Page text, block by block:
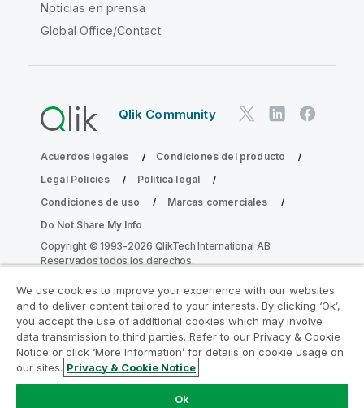
Noticias en prensa
Global Office/Contact
Qlik Community
Acuerdos legales
Condiciones del producto
Legal Policies
Política legal
Condiciones de uso
Marcas comerciales
Do Not Share My Info
Copyright © 1993-2026 QlikTech International AB.
Reservados todos los derechos.
Únase al Programa de modernización de
la analítica
Modernícese sin comprometer sus valiosas aplicaciones
de QlikView con el Programa de modernización de la
We use cookies to improve your experience with our websites
and to deliver content tailored to your interests. By clicking ‘Ok’,
you accept the use of additional cookies which may involve
data transmission to third parties. Refer to our Privacy & Cookie
Notice or click ‘More Information’ for details on cookie usage on
our sites. Privacy & Cookie Notice
Ok